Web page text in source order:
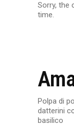
Sorry, the
time.
Polpa di
datterini
basilico